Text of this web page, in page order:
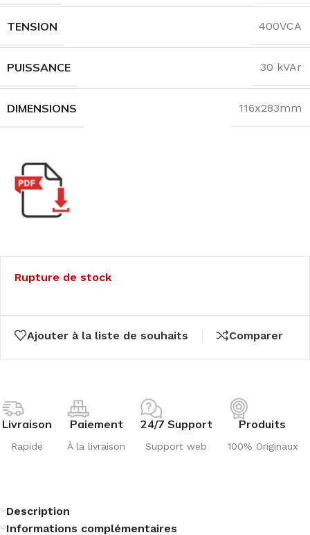
TENSION 400VCA
PUISSANCE 30 kVAr
DIMENSIONS 116x283mm
Rupture de stock
Ajouter à la liste de souhaits Comparer
Livraison
Rapide
Paiement
À la livraison
24/7 Support
Support web
Produits
100% Originaux
Description
Informations complémentaires